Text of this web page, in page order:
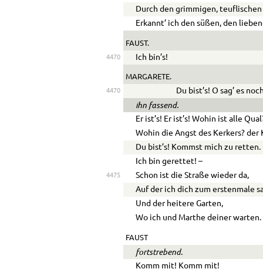
Durch den grimmigen, teuflischen
Erkannt’ ich den süßen, den
FAUST.
4470 Ich bin’s!
MARGARETE.
4470 Du bist’s! O sag’ es
ihn fassend.
Er ist’s! Er ist’s! Wohin ist alle
Wohin die Angst des Kerkers? der
Du bist’s! Kommst mich zu retten.
Ich bin gerettet! –
4475
Schon ist die Straße wieder da,
Auf der ich dich zum erstenmale
Und der heitere Garten,
Wo ich und Marthe deiner warten.
FAUST
fortstrebend.
Komm mit! Komm mit!